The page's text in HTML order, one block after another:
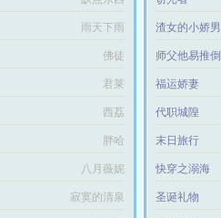
雨天下雨
佛徒
君莱
西荔
胖哈
八月薇妮
寂寞的清泉
渣女的小娇男
师父他易推倒
福运娇妻
代职城隍
末日旅行
快穿之溺海
圣诞礼物